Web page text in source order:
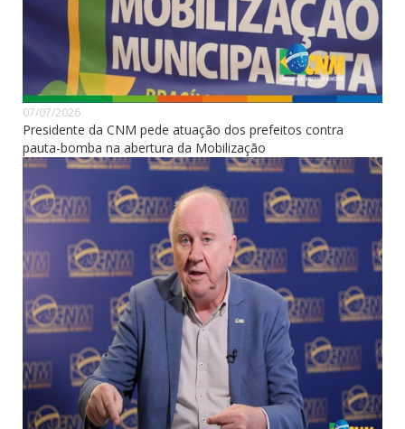
07/07/2026
Presidente da CNM pede atuação dos prefeitos contra
pauta-bomba na abertura da Mobilização